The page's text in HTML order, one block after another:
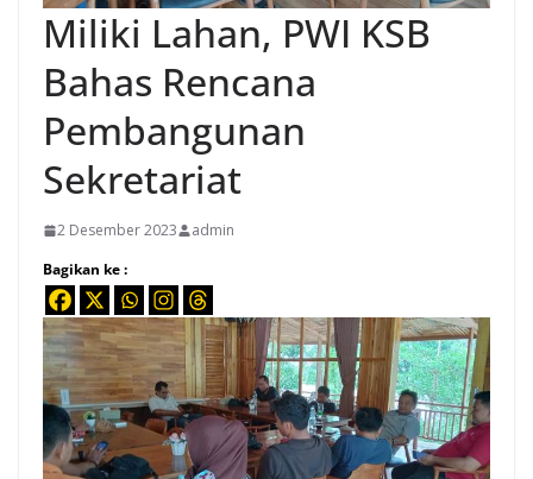
Miliki Lahan, PWI KSB
Bahas Rencana
Pembangunan
Sekretariat
2 Desember 2023
admin
Bagikan ke :